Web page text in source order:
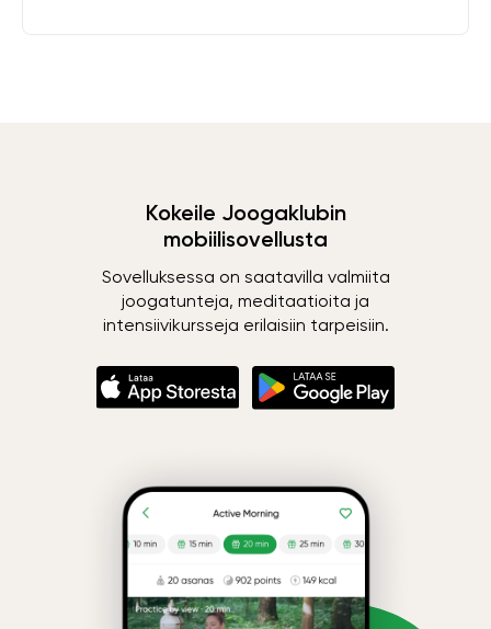
Kokeile Joogaklubin
mobiilisovellusta
Sovelluksessa on saatavilla valmiita
joogatunteja, meditaatioita ja
intensiivikursseja erilaisiin tarpeisiin.